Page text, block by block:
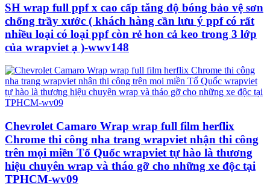
SH wrap full ppf x cao cấp tăng độ bóng bảo vệ sơn
chống trầy xước ( khách hàng cần lưu ý ppf có rất
nhiều loại có loại ppf còn rẻ hon cả keo trong 3 lớp
của wrapviet ạ )-wwv148
Chevrolet Camaro Wrap wrap full film herflix
Chrome thi công nha trang wrapviet nhận thi công
trên mọi miền Tổ Quốc wrapviet tự hào là thương
hiệu chuyên wrap và tháo gỡ cho những xe độc tại
TPHCM-wv09